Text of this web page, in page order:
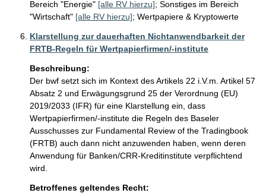
Bereich "Energie" [alle RV hierzu]; Sonstiges im Bereich
"Wirtschaft" [alle RV hierzu]; Wertpapiere & Kryptowerte
Klarstellung zur dauerhaften Nichtanwendbarkeit der
FRTB-Regeln für Wertpapierfirmen/-institute
Beschreibung:
Der bwf setzt sich im Kontext des Artikels 22 i.V.m. Artikel 57
Absatz 2 und Erwägungsgrund 25 der Verordnung (EU)
2019/2033 (IFR) für eine Klarstellung ein, dass
Wertpapierfirmen/-institute die Regeln des Baseler
Ausschusses zur Fundamental Review of the Tradingbook
(FRTB) auch dann nicht anzuwenden haben, wenn deren
Anwendung für Banken/CRR-Kreditinstitute verpflichtend
Betroffenes geltendes Recht: